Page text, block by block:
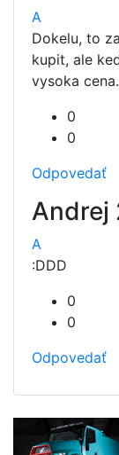
A
Dokelu, to
kupit, ale
vysoka
0
0
Odpovedať
Andrej
A
:DDD
0
0
Odpovedať